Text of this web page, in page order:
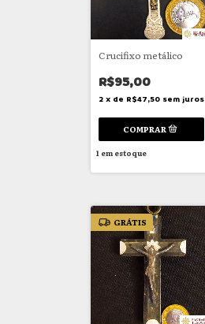
Crucifixo metálico
R$95,00
2 x de R$47,50 sem juros
1em estoque
GRÁTIS